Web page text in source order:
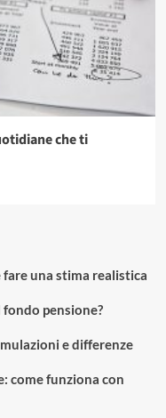
che ti
una stima realistica
pensione?
e differenze
come funziona con